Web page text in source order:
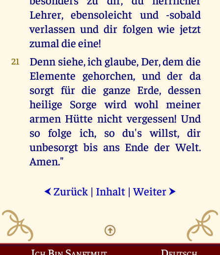
Lehrer, ebensoleicht und -sobald
verlassen und dir folgen wie jetzt
zumal die eine!
21
Denn siehe, ich glaube, Der, dem die
Elemente gehorchen, und der da
sorgt für die ganze Erde, dessen
heilige Sorge wird wohl meiner
armen Hütte nicht vergessen! Und
so folge ich, so du's willst, dir
unbesorgt bis ans Ende der Welt.
Amen."
⮜ Zurück | Inhalt |Weiter ⮞